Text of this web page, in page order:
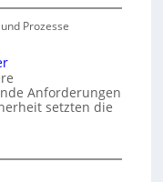
Prozesse
Anforderungen
setzten die